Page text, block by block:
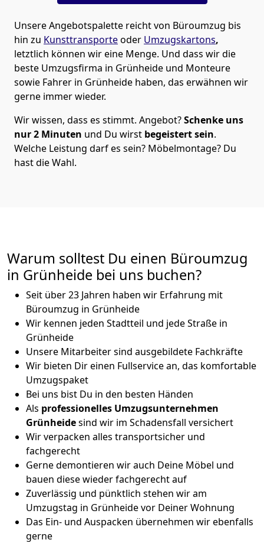
Unsere Angebotspalette reicht von Büroumzug bis
hin zu Kunsttransporteoder Umzugskartons,
letztlich können wir eine Menge. Und dass wir die
beste Umzugsfirma in Grünheide und Monteure
sowie Fahrer in Grünheide haben, das erwähnen wir
gerne immer wieder.
Wir wissen, dass es stimmt. Angebot?Schenke uns
nur 2 Minuten und Du wirst begeistert sein.
Welche Leistung darf es sein? Möbelmontage? Du
hast die Wahl.
Warum solltest Du einen Büroumzug
in Grünheide bei uns buchen?
Seit über 23 Jahren haben wir Erfahrung mit
Büroumzug in Grünheide
Wir kennen jeden Stadtteil und jede Straße in
Grünheide
Unsere Mitarbeiter sind ausgebildete Fachkräfte
Wir bieten Dir einen Fullservice an, das komfortable
Umzugspaket
Bei uns bist Du in den besten Händen
Als professionelles Umzugsunternehmen
Grünheidesind wir im Schadensfall versichert
Wir verpacken alles transportsicher und
fachgerecht
Gerne demontieren wir auch Deine Möbel und
bauen diese wieder fachgerecht auf
Zuverlässig und pünktlich stehen wir am
Umzugstag in Grünheide vor Deiner Wohnung
Das Ein- und Auspacken übernehmen wir ebenfalls
gerne